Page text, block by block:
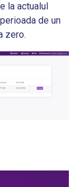
la actualul
de un
zero.